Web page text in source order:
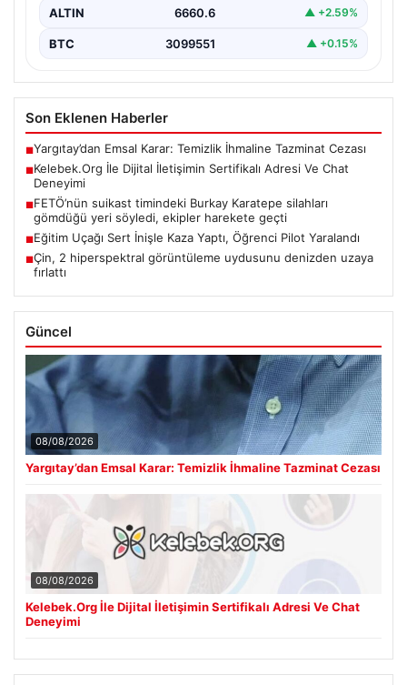
ALTIN 6660.6 ▲ +2.59%
BTC 3099551 ▲ +0.15%
Son Eklenen Haberler
■Yargıtay’dan Emsal Karar: Temizlik İhmaline Tazminat Cezası
■Kelebek.Org İle Dijital İletişimin Sertifikalı Adresi Ve Chat
Deneyimi
■FETÖ’nün suikast timindeki Burkay Karatepe silahları
gömdüğü yeri söyledi, ekipler harekete geçti
■Eğitim Uçağı Sert İnişle Kaza Yaptı, Öğrenci Pilot Yaralandı
■Çin, 2 hiperspektral görüntüleme uydusunu denizden uzaya
fırlattı
Güncel
08/08/2026
Yargıtay’dan Emsal Karar: Temizlik İhmaline Tazminat Cezası
08/08/2026
Kelebek.Org İle Dijital İletişimin Sertifikalı Adresi Ve Chat
Deneyimi